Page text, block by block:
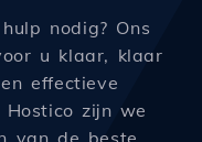
nodig? Ons
u klaar, klaar
effectieve
zijn we